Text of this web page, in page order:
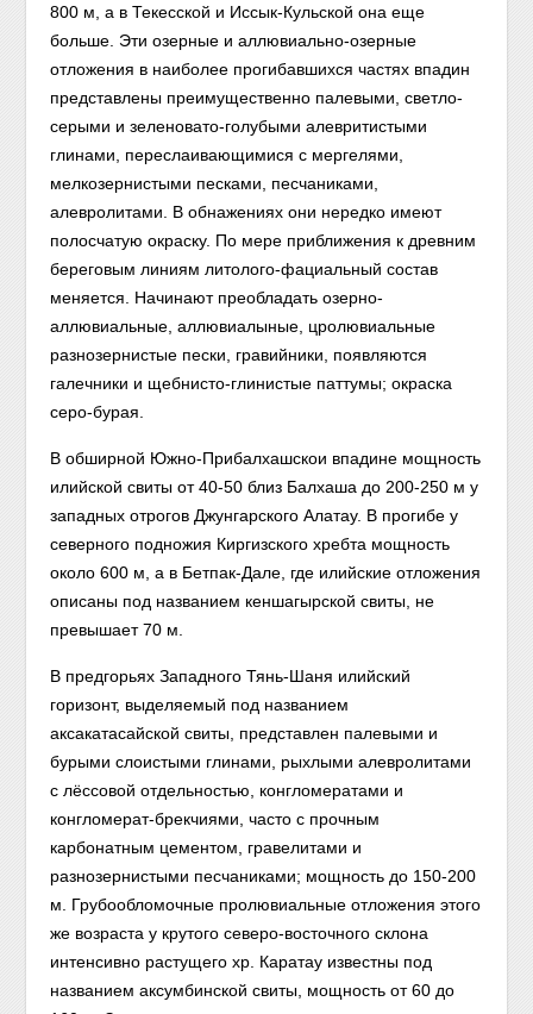
800 м, а в Текесской и Иссык-Кульской она еще
больше. Эти озерные и аллювиально-озерные
отложения в наиболее прогибавшихся частях впадин
представлены преимущественно палевыми, светло-
серыми и зеленовато-голубыми алевритистыми
глинами, переслаивающимися с мергелями,
мелкозернистыми песками, песчаниками,
алевролитами. В обнажениях они нередко имеют
полосчатую окраску. По мере приближения к древним
береговым линиям литолого-фациальный состав
меняется. Начинают преобладать озерно-
аллювиальные, аллювиалыные, цролювиальные
разнозернистые пески, гравийники, появляются
галечники и щебнисто-глинистые паттумы; окраска
серо-бурая.
В обширной Южно-Прибалхашскои впадине мощность
илийской свиты от 40-50 близ Балхаша до 200-250 м у
западных отрогов Джунгарского Алатау. В прогибе у
северного подножия Киргизского хребта мощность
около 600 м, а в Бетпак-Дале, где илийские отложения
описаны под названием кеншагырской свиты, не
превышает 70 м.
В предгорьях Западного Тянь-Шаня илийский
горизонт, выделяемый под названием
аксакатасайской свиты, представлен палевыми и
бурыми слоистыми глинами, рыхлыми алевролитами
с лёссовой отдельностью, конгломератами и
конгломерат-брекчиями, часто с прочным
карбонатным цементом, гравелитами и
разнозернистыми песчаниками; мощность до 150-200
м. Грубообломочные пролювиальные отложения этого
же возраста у крутого северо-восточного склона
интенсивно растущего хр. Каратау известны под
названием аксумбинской свиты, мощность от 60 до